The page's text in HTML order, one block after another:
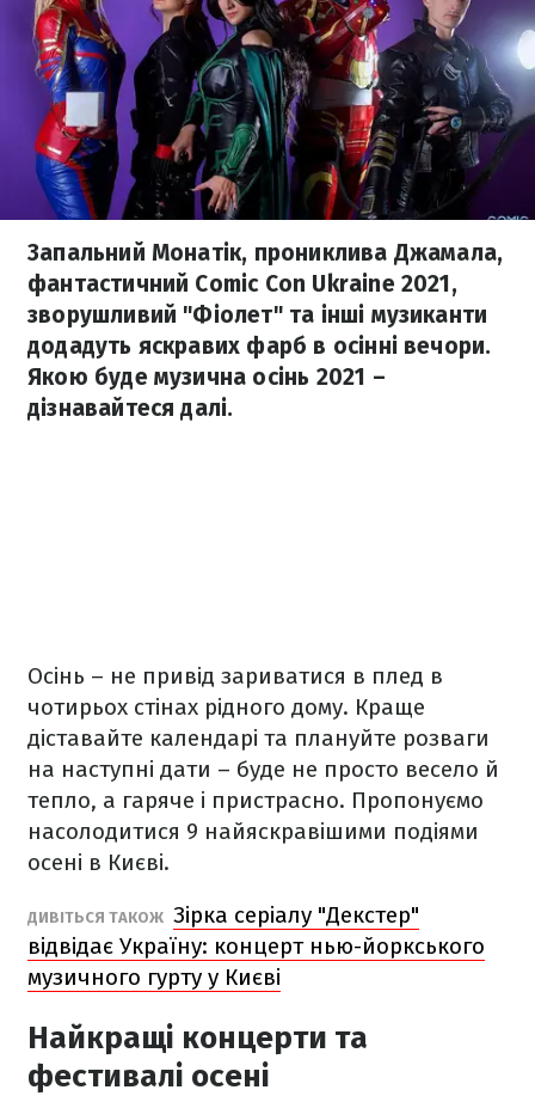
Запальний Монатік, прониклива Джамала,
фантастичний Comic Con Ukraine 2021,
зворушливий "Фіолет" та інші музиканти
додадуть яскравих фарб в осінні вечори.
Якою буде музична осінь 2021 –
дізнавайтеся далі.
Осінь – не привід зариватися в плед в
чотирьох стінах рідного дому. Краще
діставайте календарі та плануйте розваги
на наступні дати – буде не просто весело й
тепло, а гаряче і пристрасно. Пропонуємо
насолодитися 9 найяскравішими подіями
осені в Києві.
ДИВІТЬСЯ ТАКОЖ Зірка серіалу "Декстер"
відвідає Україну: концерт нью-йоркського
музичного гурту у Києві
Найкращі концерти та
фестивалі осені